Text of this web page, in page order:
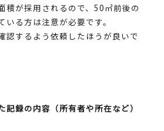
積が採用されるので、50㎡前後の
いる方は注意が必要です。
認するよう依頼したほうが良いで
録の内容（所有者や所在など）